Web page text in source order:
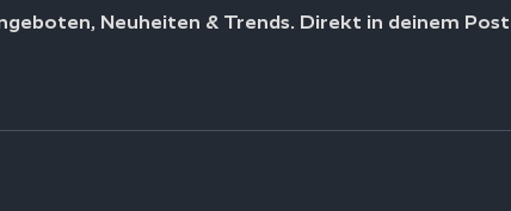
Neuheiten & Trends. Direkt in deinem